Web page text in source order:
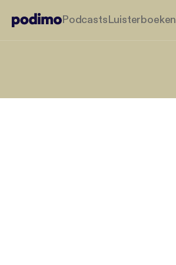
PodcastsLuisterboeken